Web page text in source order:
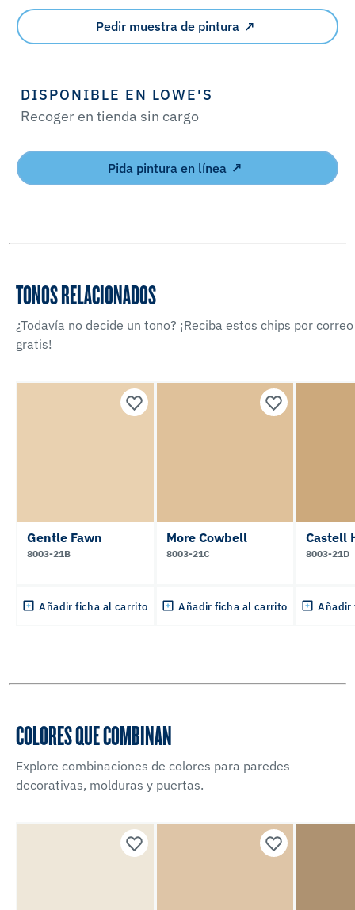
Pedir muestra de pintura
DISPONIBLE EN LOWE'S
Recoger en tienda sin cargo
Pida pintura en línea
TONOS RELACIONADOS
¿Todavía no decide un tono? ¡Reciba estos chips por correo
gratis!
Gentle Fawn
8003-21B
Añadir ficha al carrito
More Cowbell
8003-21C
Añadir ficha al carrito
Castell
8003-21D
Añadir
COLORES QUE COMBINAN
Explore combinaciones de colores para paredes
decorativas, molduras y puertas.